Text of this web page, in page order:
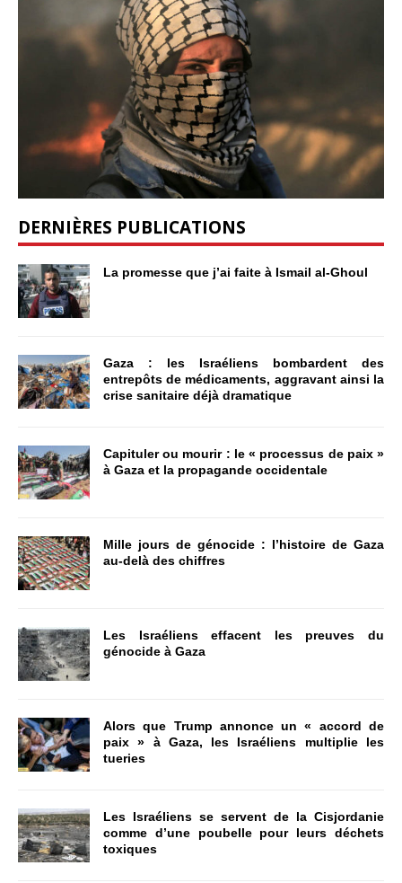
DERNIÈRES PUBLICATIONS
La promesse que j’ai faite à Ismail al-Ghoul
Gaza : les Israéliens bombardent des
entrepôts de médicaments, aggravant ainsi la
crise sanitaire déjà dramatique
Capituler ou mourir : le « processus de paix »
à Gaza et la propagande occidentale
Mille jours de génocide : l’histoire de Gaza
au-delà des chiffres
Les Israéliens effacent les preuves du
génocide à Gaza
Alors que Trump annonce un « accord de
paix » à Gaza, les Israéliens multiplie les
tueries
Les Israéliens se servent de la Cisjordanie
comme d’une poubelle pour leurs déchets
toxiques